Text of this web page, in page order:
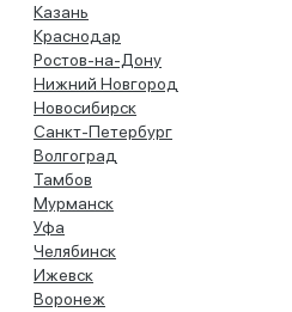
Казань
Краснодар
Ростов-на-Дону
Нижний Новгород
Новосибирск
Санкт-Петербург
Волгоград
Тамбов
Мурманск
Уфа
Челябинск
Ижевск
Воронеж